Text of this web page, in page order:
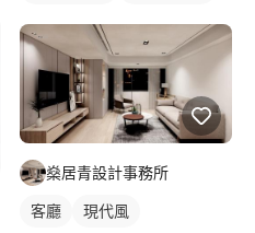
燊居青設計事務所
客廳 現代風